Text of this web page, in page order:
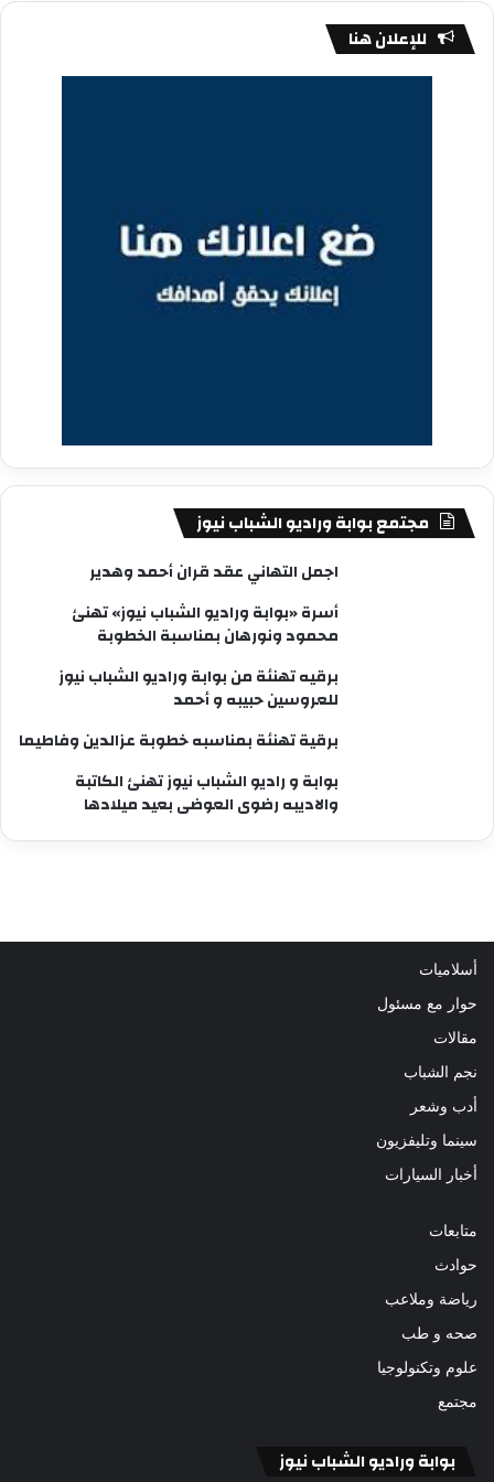
للإعلان هنا
مجتمع بوابة وراديو الشباب نيوز
اجمل التهاني عقد قران أحمد وهدير
أسرة «بوابة وراديو الشباب نيوز» تهنئ
محمود ونورهان بمناسبة الخطوبة
برقيه تهنئة من بوابة وراديو الشباب نيوز
للعروسين حبيبه و أحمد
برقية تهنئة بمناسبه خطوبة عزالدين وفاطيما
بوابة و راديو الشباب نيوز تهنئ الكاتبة
والاديبه رضوى العوضى بعيد ميلادها
أسلاميات
حوار مع مسئول
مقالات
نجم الشباب
أدب وشعر
سينما وتليفزيون
أخبار السيارات
متابعات
حوادث
رياضة وملاعب
صحه و طب
علوم وتكنولوجيا
مجتمع
بوابة وراديو الشباب نيوز